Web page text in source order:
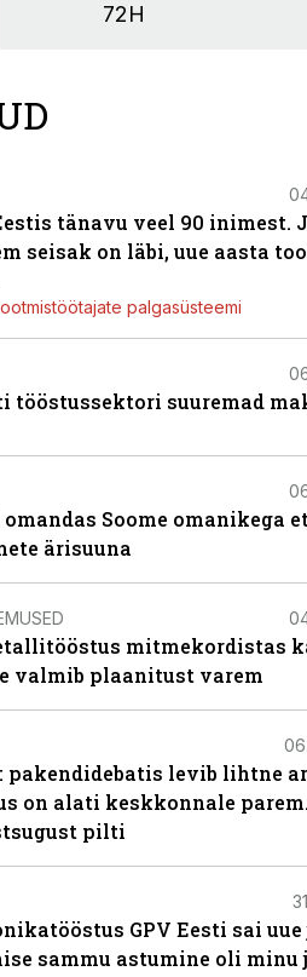
72H
tänavu veel 90 inimest.
seisak on läbi, uue aasta
palgasüsteemi
tööstussektori suuremad
omandas Soome omanikega
ärisuuna
mitmekordistas
valmib plaanitust varem
pakendidebatis levib lihtne
on alati keskkonnale
pilti
GPV Eesti sai
sammu astumine oli minu